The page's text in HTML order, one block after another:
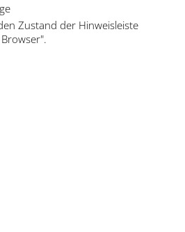
Zustand der Hinweisleiste